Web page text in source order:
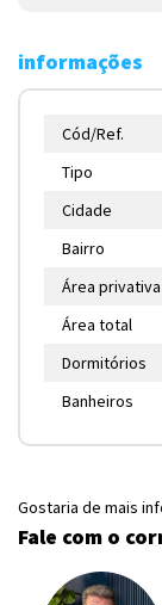
informações
Cód/Ref.
Tipo
Cidade
Bairro
Área privativa
Área total
Dormitórios
Banheiros
Gostaria de mais
Fale com o